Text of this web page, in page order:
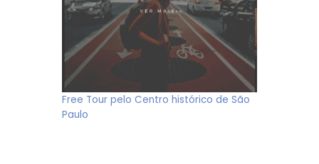
Free Tour pelo Centro histórico de São
Paulo